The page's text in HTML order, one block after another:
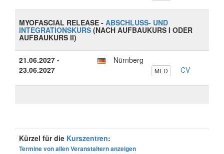
MYOFASCIAL RELEASE - ABSCHLUSS- UND
INTEGRATIONSKURS (NACH AUFBAUKURS I ODER
AUFBAUKURS II)
21.06.2027 -
23.06.2027
Nürnberg
MED CV
Kürzel für die Kurszentren:
Termine von allen Veranstaltern anzeigen